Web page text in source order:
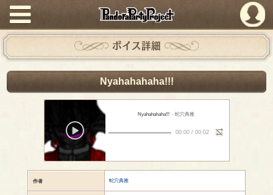
PandoraPartyProject
ボイス詳細
Nyahahahaha!!!
Nyahahahaha!!! - 蛇穴典雅
00:00/ 00:02
作者 蛇穴典雅